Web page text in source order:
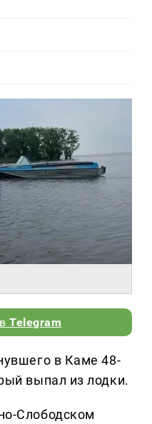
вTelegram
в Каме 48-
выпал из лодки.
Слободском